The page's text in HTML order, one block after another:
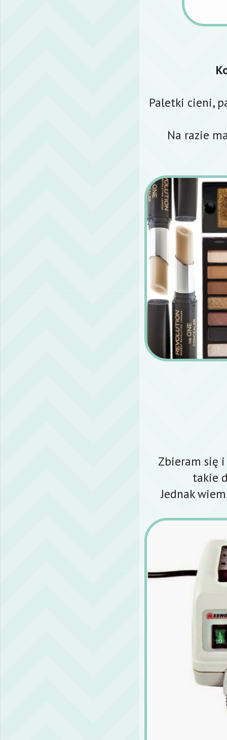
Paletki cieni,
Na razie
Zbieram się
takie
Jednak